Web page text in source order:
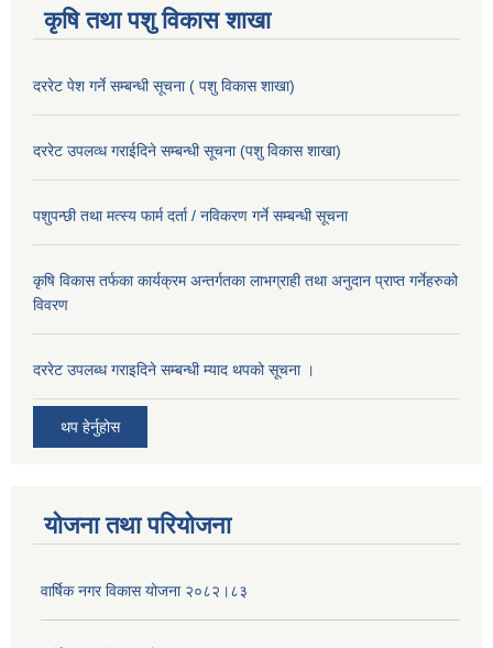
कृषि तथा पशु विकास शाखा
दररेट पेश गर्ने सम्बन्धी सूचना ( पशु विकास शाखा)
दररेट उपलव्ध गराईदिने सम्बन्धी सूचना (पशु विकास शाखा)
पशुपन्छी तथा मत्स्य फार्म दर्ता / नविकरण गर्ने सम्बन्धी सूचना
कृषि विकास तर्फका कार्यक्रम अन्तर्गतका लाभग्राही तथा अनुदान प्राप्त गर्नेहरुको
विवरण
दररेट उपलब्ध गराइदिने सम्बन्धी म्याद थपको सूचना ।
थप हेर्नुहोस
योजना तथा परियोजना
वार्षिक नगर विकास योजना २०८२।८३